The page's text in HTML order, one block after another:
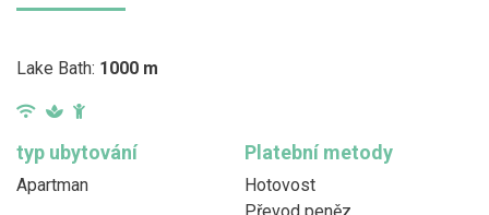
Lake Bath: 1000 m
typ ubytování
Apartman
Platební metody
Hotovost
Převod peněz